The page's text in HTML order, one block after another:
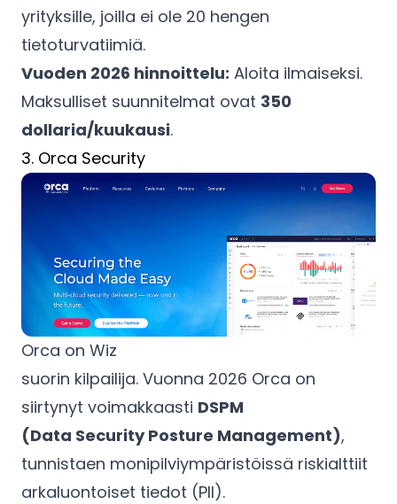
yrityksille, joilla ei ole 20 hengen
tietoturvatiimiä.
Vuoden 2026 hinnoittelu: Aloita ilmaiseksi.
Maksulliset suunnitelmat ovat 350
dollaria/kuukausi.
3. Orca Security
Orca on Wiz
suorin kilpailija. Vuonna 2026 Orca on
siirtynyt voimakkaasti DSPM
(Data Security Posture Management),
tunnistaen monipilviympäristöissä riskialttiit
arkaluontoiset tiedot (PII).